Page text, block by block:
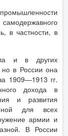
в частности, в
и в других
в России она
1909—1913 гг.
дохода в
и развития
для всех
армии и
В России